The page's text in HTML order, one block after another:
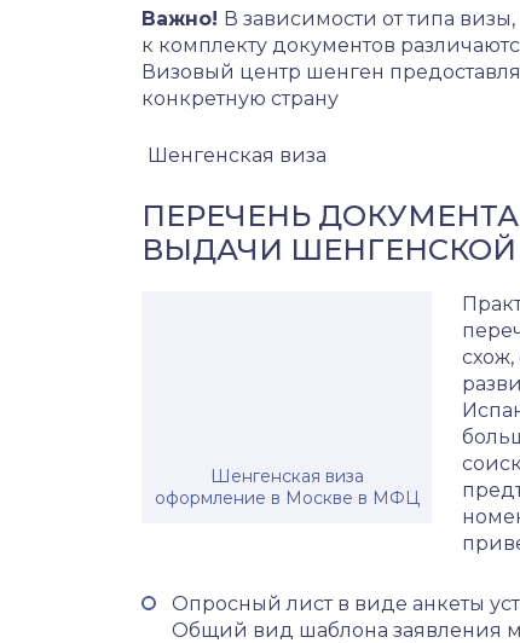
Важно! В зависимости от типа
к комплекту документов
Визовый центр шенген
конкретную страну
Шенгенская виза
ПЕРЕЧЕНЬ
ВЫДАЧИ
Шенгенская виза
оформление в Москве в МФЦ
Опросный лист в виде анкеты
Общий вид шаблона заявления